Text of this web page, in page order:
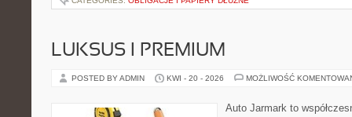
LUKSUS I PREMIUM
POSTED BY ADMIN KWI - 20 - 2026 MOŻLIWOŚĆ
Auto Jarmark to